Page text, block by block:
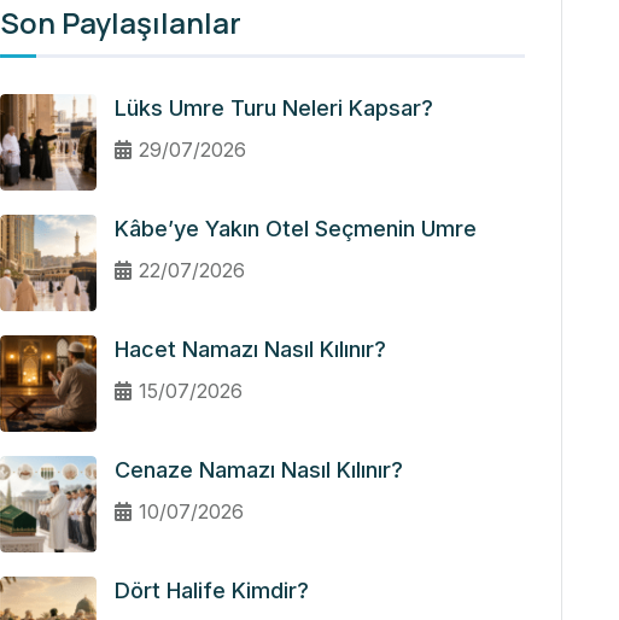
Son Paylaşılanlar
Lüks Umre Turu Neleri Kapsar?
29/07/2026
Kâbe’ye Yakın Otel Seçmenin Umre
22/07/2026
Hacet Namazı Nasıl Kılınır?
15/07/2026
Cenaze Namazı Nasıl Kılınır?
10/07/2026
Dört Halife Kimdir?